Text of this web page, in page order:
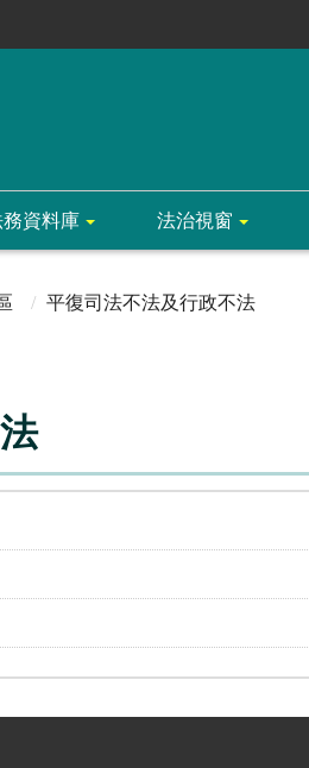
務資料庫 法治視窗
平復司法不法及行政不法